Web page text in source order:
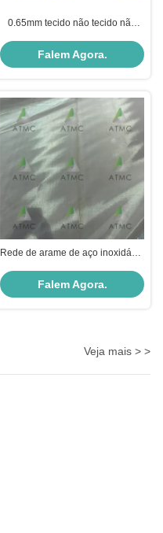
0.65mm tecido não tecido não
soprado e ligação térmica OEM
Falem Agora.
Rede de arame de aço inoxidável
máquina de papel
Falem Agora.
Veja mais > >